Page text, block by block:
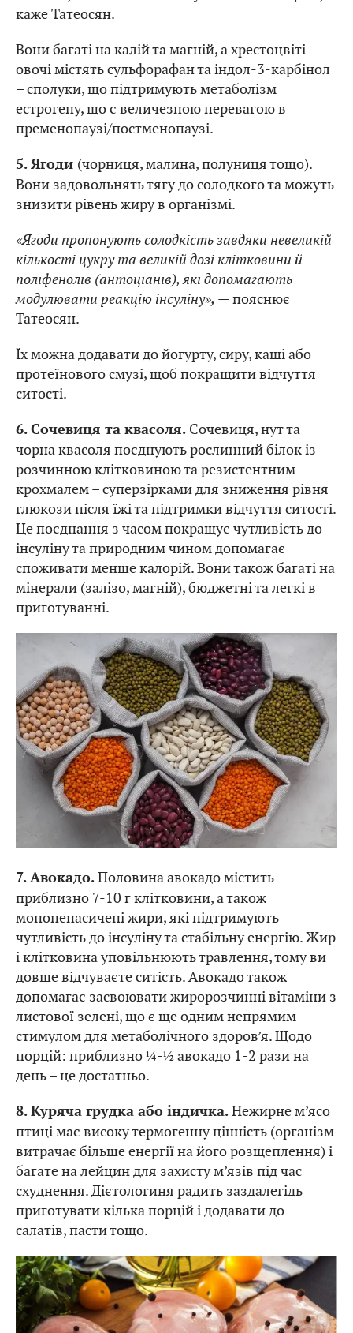
каже Татеосян.
Вони багаті на калій та магній, а хрестоцвіті
овочі містять сульфорафан та індол-3-карбінол
– сполуки, що підтримують метаболізм
естрогену, що є величезною перевагою в
пременопаузі/постменопаузі.
5. Ягоди (чорниця, малина, полуниця тощо).
Вони задовольнять тягу до солодкого та можуть
знизити рівень жиру в організмі.
«Ягоди пропонують солодкість завдяки невеликій
кількості цукру та великій дозі клітковини й
поліфенолів (антоціанів), які допомагають
модулювати реакцію інсуліну», — пояснює
Татеосян.
Їх можна додавати до йогурту, сиру, каші або
протеїнового смузі, щоб покращити відчуття
ситості.
6. Сочевиця та квасоля. Сочевиця, нут та
чорна квасоля поєднують рослинний білок із
розчинною клітковиною та резистентним
крохмалем – суперзірками для зниження рівня
глюкози після їжі та підтримки відчуття ситості.
Це поєднання з часом покращує чутливість до
інсуліну та природним чином допомагає
споживати менше калорій. Вони також багаті на
мінерали (залізо, магній), бюджетні та легкі в
приготуванні.
7. Авокадо.Половина авокадо містить
приблизно 7-10 г клітковини, а також
мононенасичені жири, які підтримують
чутливість до інсуліну та стабільну енергію. Жир
і клітковина уповільнюють травлення, тому ви
довше відчуваєте ситість. Авокадо також
допомагає засвоювати жиророзчинні вітаміни з
листової зелені, що є ще одним непрямим
стимулом для метаболічного здоров’я. Щодо
порцій: приблизно ¼-½ авокадо 1-2 рази на
день – це достатньо.
8. Куряча грудка або індичка.Нежирне м’ясо
птиці має високу термогенну цінність (організм
витрачає більше енергії на його розщеплення) і
багате на лейцин для захисту м’язів під час
схуднення. Дієтологиня радить заздалегідь
приготувати кілька порцій і додавати до
салатів, пасти тощо.